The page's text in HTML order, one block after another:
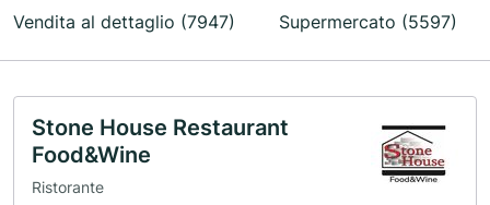
Vendita al dettaglio (7947) Supermercato (5597)
Stone House Restaurant
Food&Wine
Ristorante